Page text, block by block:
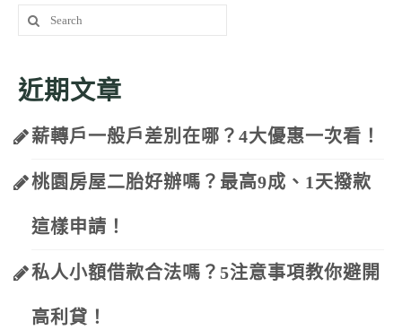
Search
for:
近期文章
薪轉戶一般戶差別在哪？4大優惠一次看！
桃園房屋二胎好辦嗎？最高9成、1天撥款
這樣申請！
私人小額借款合法嗎？5注意事項教你避開
高利貸！